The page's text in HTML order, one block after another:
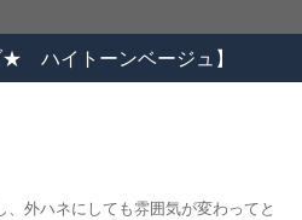
★ ハイトーンベージュ】
外ハネにしても雰囲気が変わってと